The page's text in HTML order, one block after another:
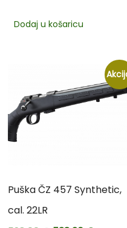
Dodaj u košaricu
Puška ČZ 457 Synthetic,
cal. 22LR